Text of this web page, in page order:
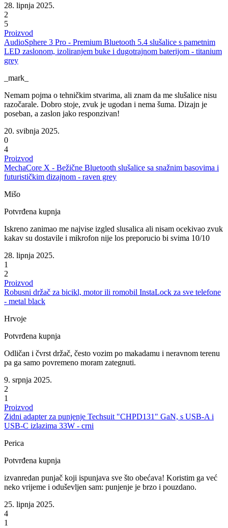
28. lipnja 2025.
2
5
Proizvod
AudioSphere 3 Pro - Premium Bluetooth 5.4 slušalice s pametnim
LED zaslonom, izoliranjem buke i dugotrajnom baterijom - titanium
grey
_mark_
Nemam pojma o tehničkim stvarima, ali znam da me slušalice nisu
razočarale. Dobro stoje, zvuk je ugodan i nema šuma. Dizajn je
poseban, a zaslon jako responzivan!
20. svibnja 2025.
0
4
Proizvod
MechaCore X - Bežične Bluetooth slušalice sa snažnim basovima i
futurističkim dizajnom - raven grey
Mišo
Potvrđena kupnja
Iskreno zanimao me najvise izgled slusalica ali nisam ocekivao zvuk
kakav su dostavile i mikrofon nije los preporucio bi svima 10/10
28. lipnja 2025.
1
2
Proizvod
Robusni držač za bicikl, motor ili romobil InstaLock za sve telefone
- metal black
Hrvoje
Potvrđena kupnja
Odličan i čvrst držač, često vozim po makadamu i neravnom terenu
pa ga samo povremeno moram zategnuti.
9. srpnja 2025.
2
1
Proizvod
Zidni adapter za punjenje Techsuit "CHPD131" GaN, s USB-A i
USB-C izlazima 33W - crni
Perica
Potvrđena kupnja
izvanredan punjač koji ispunjava sve što obećava! Koristim ga već
neko vrijeme i oduševljen sam: punjenje je brzo i pouzdano.
25. lipnja 2025.
4
1